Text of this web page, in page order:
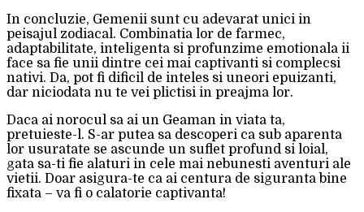
In concluzie, Gemenii sunt cu adevarat unici in
peisajul zodiacal. Combinatia lor de farmec,
adaptabilitate, inteligenta si profunzime emotionala ii
face sa fie unii dintre cei mai captivanti si complecsi
nativi. Da, pot fi dificil de inteles si uneori epuizanti,
dar niciodata nu te vei plictisi in preajma lor.
Daca ai norocul sa ai un Geaman in viata ta,
pretuieste-l. S-ar putea sa descoperi ca sub aparenta
lor usuratate se ascunde un suflet profund si loial,
gata sa-ti fie alaturi in cele mai nebunesti aventuri ale
vietii. Doar asigura-te ca ai centura de siguranta bine
fixata – va fi o calatorie captivanta!